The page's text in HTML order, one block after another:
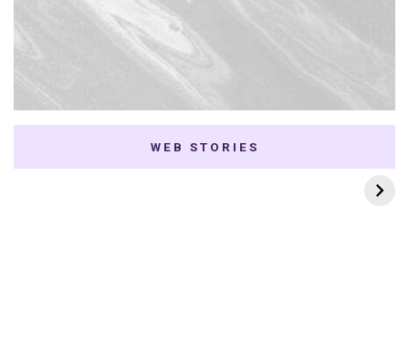
WEB STORIES
7 K-dramas Enemies
to Lovers
Thai Dramas com
First e Khaotung